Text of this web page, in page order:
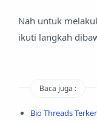
Nah untuk
ikuti langkah
Baca juga :
Bio Threads